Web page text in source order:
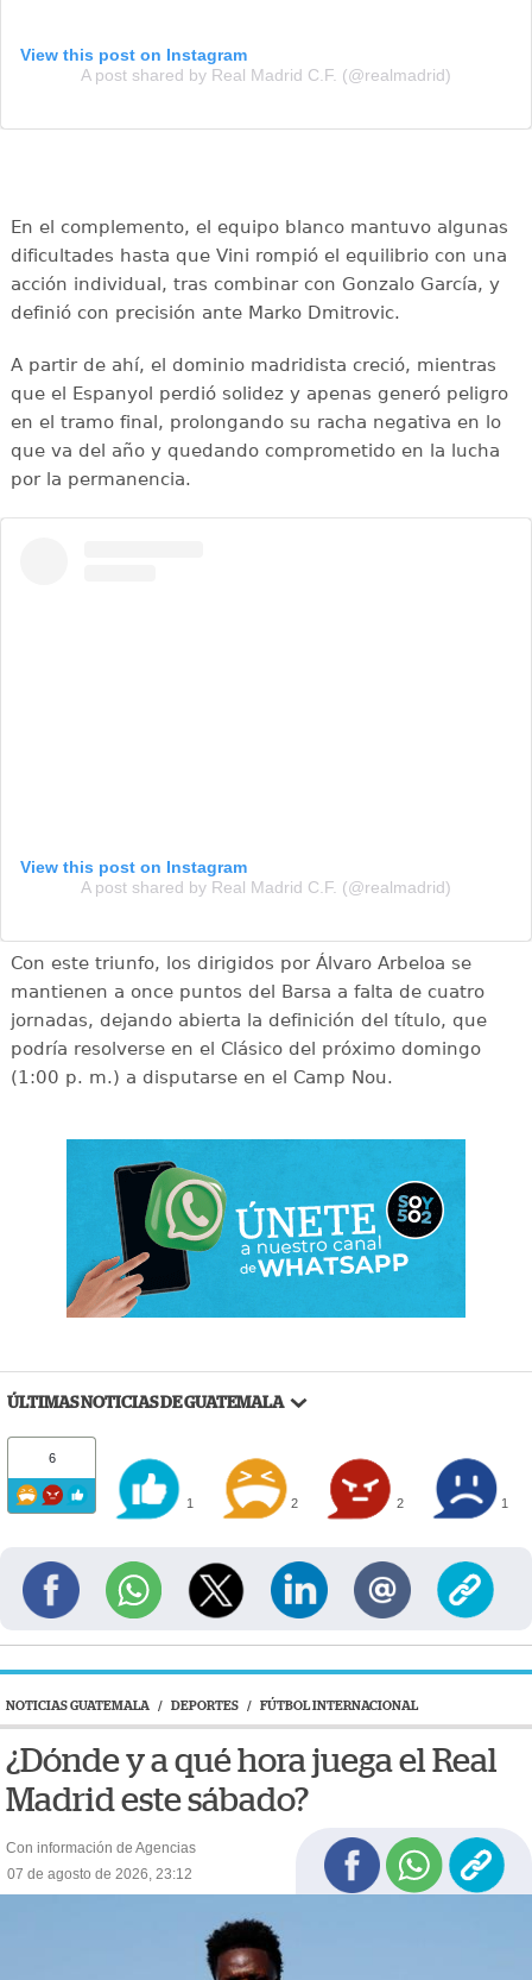
View this post on Instagram
A post shared by Real Madrid C.F. (@realmadrid)
En el complemento, el equipo blanco mantuvo algunas
dificultades hasta que Vini rompió el equilibrio con una
acción individual, tras combinar con Gonzalo García, y
definió con precisión ante Marko Dmitrovic.
A partir de ahí, el dominio madridista creció, mientras
que el Espanyol perdió solidez y apenas generó peligro
en el tramo final, prolongando su racha negativa en lo
que va del año y quedando comprometido en la lucha
por la permanencia.
View this post on Instagram
A post shared by Real Madrid C.F. (@realmadrid)
Con este triunfo, los dirigidos por Álvaro Arbeloa se
mantienen a once puntos del Barsa a falta de cuatro
jornadas, dejando abierta la definición del título, que
podría resolverse en el Clásico del próximo domingo
(1:00 p. m.) a disputarse en el Camp Nou.
ÚLTIMAS NOTICIAS DE GUATEMALA
6
1 2 2 1
NOTICIAS GUATEMALA / DEPORTES / FÚTBOL INTERNACIONAL
¿Dónde y a qué hora juega el Real
Madrid este sábado?
Con información de Agencias
07 de agosto de 2026, 23:12